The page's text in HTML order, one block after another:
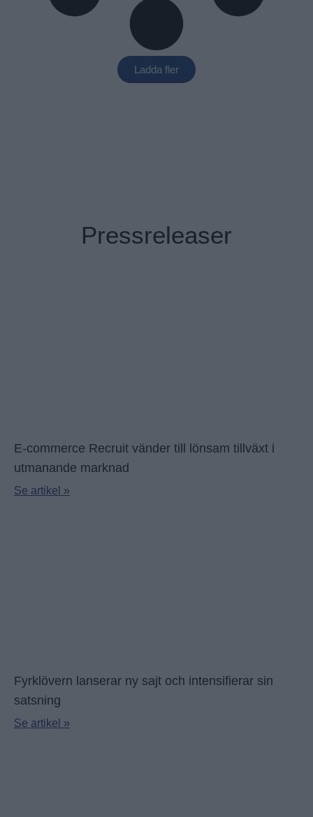
Ladda fler
Pressreleaser
E-commerce Recruit vänder till lönsam tillväxt i
utmanande marknad
Se artikel »
Fyrklövern lanserar ny sajt och intensifierar sin
satsning
Se artikel »